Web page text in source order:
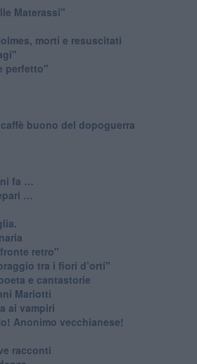
Materassi"
morti e resuscitati
perfetto"
buono del dopoguerra
fa …
…
retro"
tra i fiori d’orti"
e cantastorie
Mariotti
ai vampiri
Anonimo vecchianese!
racconti